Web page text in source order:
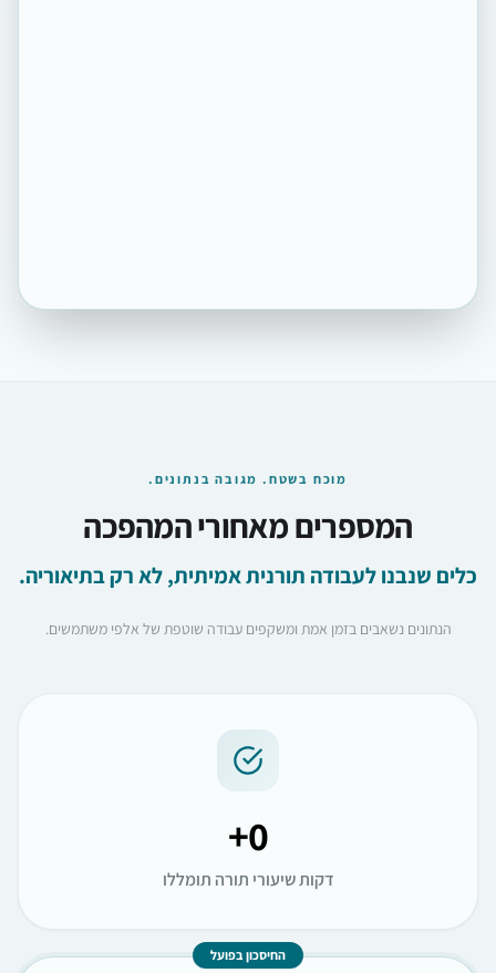
מוכח בשטח. מגובה בנתונים.
המספרים מאחורי המהפכה
כלים שנבנו לעבודה תורנית אמיתית, לא רק בתיאוריה.
הנתונים נשאבים בזמן אמת ומשקפים עבודה שוטפת של אלפי משתמשים.
0
+
דקות שיעורי תורה תומללו
החיסכון בפועל